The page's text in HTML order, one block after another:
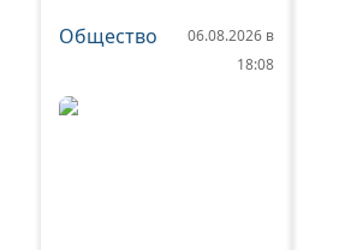
Общество
06.08.2026 в
18:08